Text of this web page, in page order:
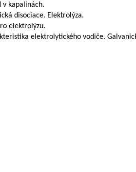
v kapalinách.
disociace. Elektrolýza.
elektrolýzu.
elektrolytického vodiče.